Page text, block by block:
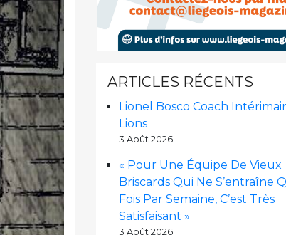
ARTICLES RÉCENTS
Lionel Bosco Coach
Lions
3 Août 2026
« Pour Une Équipe De Vieux
Briscards Qui Ne S’entraîne
Fois Par Semaine, C’est Très
Satisfaisant »
3 Août 2026